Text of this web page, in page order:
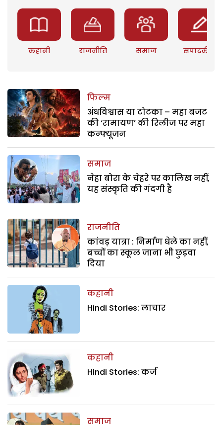
कहानी राजनीति समाज संपादकीय
फिल्म
अंधविश्वास या टोटका – महा बजट
की ‘रामायण’ की रिलीज पर महा
कन्फ्यूजन
समाज
नेहा बोरा के चेहरे पर कालिख नहीं,
यह संस्कृति की गंदगी है
राजनीति
कांवड़ यात्रा : निर्माण धेले का नहीं,
बच्चों का स्कूल जाना भी छुड़वा
दिया
कहानी
Hindi Stories: लाचार
कहानी
Hindi Stories: कर्ज
समाज